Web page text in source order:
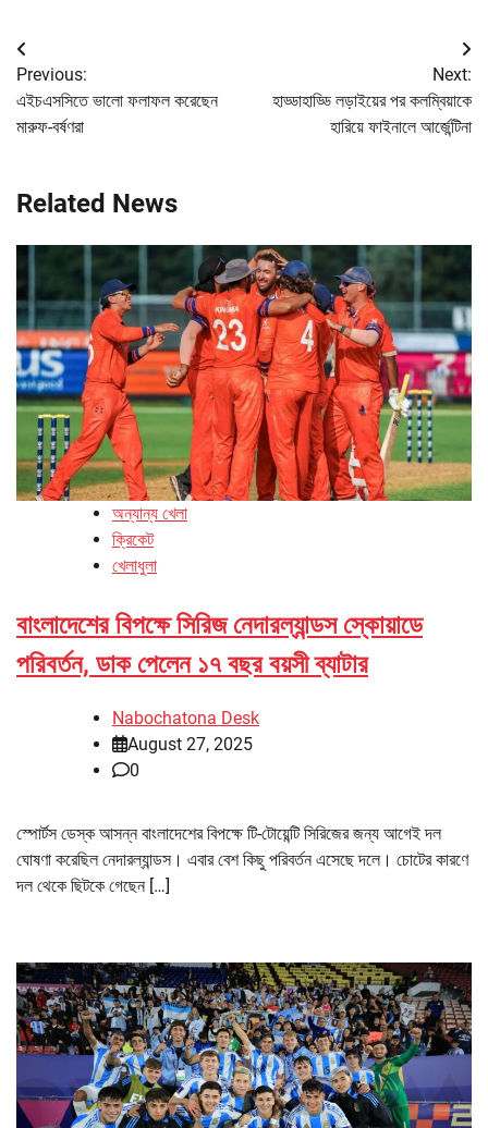
Post
navigation
Previous:
এইচএসসিতে ভালো ফলাফল করেছেন
মারুফ-বর্ষণরা
Next:
হাড্ডাহাড্ডি লড়াইয়ের পর কলম্বিয়াকে
হারিয়ে ফাইনালে আর্জেন্টিনা
Related News
অন্যান্য খেলা
ক্রিকেট
খেলাধুলা
বাংলাদেশের বিপক্ষে সিরিজ নেদারল্যান্ডস স্কোয়াডে
পরিবর্তন, ডাক পেলেন ১৭ বছর বয়সী ব্যাটার
Nabochatona Desk
August 27, 2025
0
স্পোর্টস ডেস্ক আসন্ন বাংলাদেশের বিপক্ষে টি-টোয়েন্টি সিরিজের জন্য আগেই দল
ঘোষণা করেছিল নেদারল্যান্ডস। এবার বেশ কিছু পরিবর্তন এসেছে দলে। চোটের কারণে
দল থেকে ছিটকে গেছেন […]